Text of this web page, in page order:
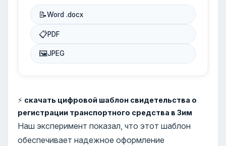
📝Word .docx
📋PDF
🖼JPEG
⚡ скачать цифровой шаблон свидетельства о
регистрации транспортного средства в Зим
Наш эксперимент показал, что этот шаблон
обеспечивает надежное оформление